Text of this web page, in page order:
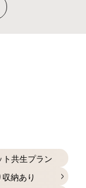
ト共生プラン
納あり